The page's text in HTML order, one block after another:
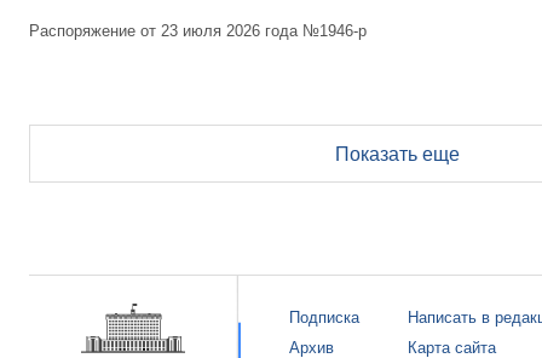
Распоряжение от 23 июля 2026 года №1946-р
Показать еще
Подписка
Архив
Написать в
Карта сайта